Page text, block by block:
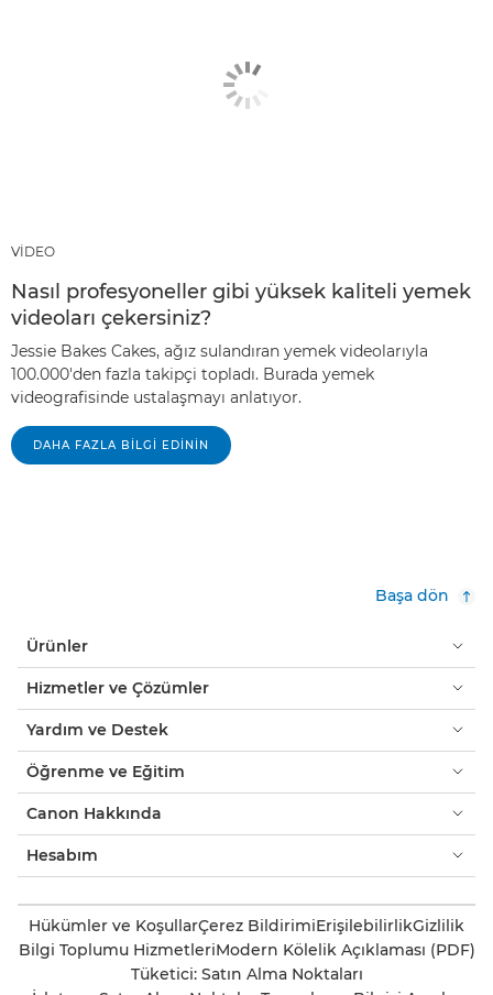
VİDEO
Nasıl profesyoneller gibi yüksek kaliteli yemek
videoları çekersiniz?
Jessie Bakes Cakes, ağız sulandıran yemek videolarıyla
100.000'den fazla takipçi topladı. Burada yemek
videografisinde ustalaşmayı anlatıyor.
DAHA FAZLA BILGI EDININ
Başa dön
Ürünler
Hizmetler ve Çözümler
Yardım ve Destek
Öğrenme ve Eğitim
Canon Hakkında
Hesabım
Hükümler ve KoşullarÇerez BildirimiErişilebilirlikGizlilik
Bilgi Toplumu HizmetleriModern Kölelik Açıklaması (PDF)
Tüketici: Satın Alma Noktaları